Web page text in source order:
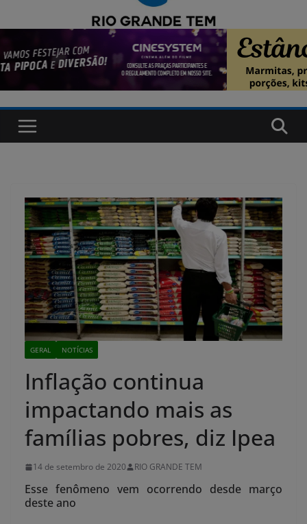
GERAL NOTÍCIAS
Inflação continua
impactando mais as
famílias pobres, diz Ipea
14 de setembro de 2020 RIO GRANDE TEM
Esse fenômeno vem ocorrendo desde março
deste ano